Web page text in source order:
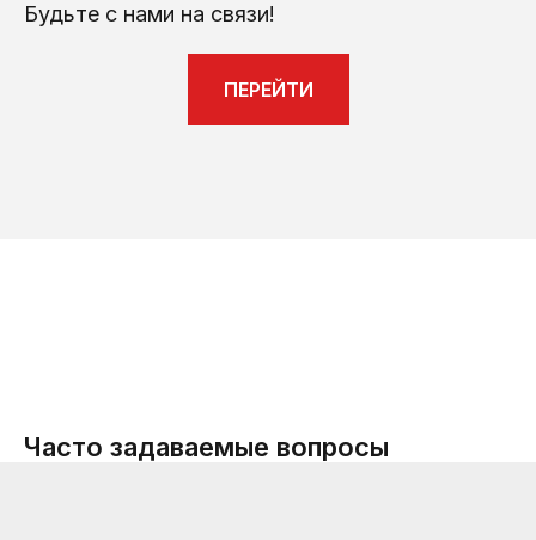
Будьте с нами на связи!
ПЕРЕЙТИ
Часто задаваемые вопросы